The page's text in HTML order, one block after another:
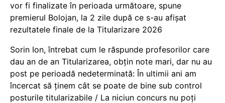
vor fi finalizate în perioada următoare, spune
premierul Bolojan, la 2 zile după ce s-au afișat
rezultatele finale de la Titularizare 2026
Sorin Ion, întrebat cum le răspunde profesorilor care
dau an de an Titularizarea, obțin note mari, dar nu au
post pe perioadă nedeterminată: În ultimii ani am
încercat să ținem cât se poate de bine sub control
posturile titularizabile / La niciun concurs nu poți